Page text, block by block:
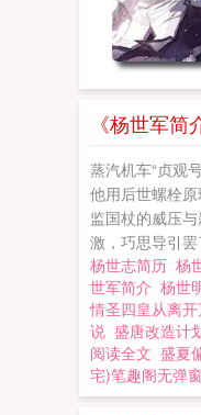
《杨世军
蒸汽机车“贞观
他用后世螺栓
监国杖的威压
激，巧思导引
杨世志简历 杨
世军简介 杨世
情圣四皇从离
说 盛唐改造计
阅读全文 盛夏
宅)笔趣阁无弹